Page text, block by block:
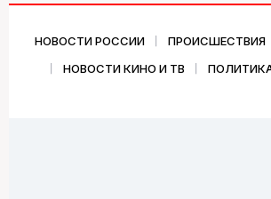
НОВОСТИ РОССИИ ПРОИСШЕСТВИЯ
НОВОСТИ КИНО И ТВ